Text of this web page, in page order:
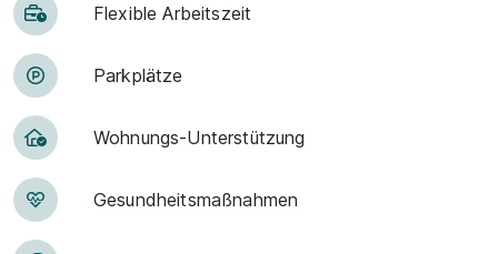
Flexible Arbeitszeit
Park­plätze
Woh­nungs-Un­ter­stüt­zung
Ge­sund­heits­maß­nah­men